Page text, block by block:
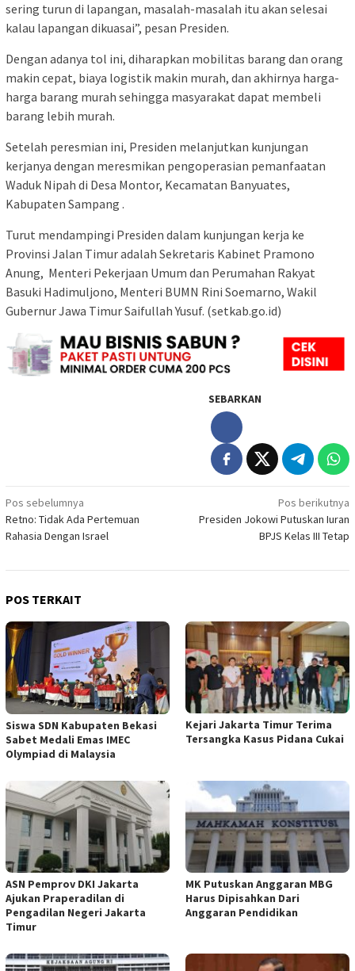
sering turun di lapangan, masalah-masalah itu akan selesai
kalau lapangan dikuasai”, pesan Presiden.
Dengan adanya tol ini, diharapkan mobilitas barang dan orang
makin cepat, biaya logistik makin murah, dan akhirnya harga-
harga barang murah sehingga masyarakat dapat membeli
barang lebih murah.
Setelah peresmian ini, Presiden melanjutkan kunjungan
kerjanya dengan meresmikan pengoperasian pemanfaatan
Waduk Nipah di Desa Montor, Kecamatan Banyuates,
Kabupaten Sampang .
Turut mendampingi Presiden dalam kunjungan kerja ke
Provinsi Jalan Timur adalah Sekretaris Kabinet Pramono
Anung, Menteri Pekerjaan Umum dan Perumahan Rakyat
Basuki Hadimuljono, Menteri BUMN Rini Soemarno, Wakil
Gubernur Jawa Timur Saifullah Yusuf. (setkab.go.id)
SEBARKAN
Navigasi
pos
Pos sebelumnya
Retno: Tidak Ada Pertemuan
Rahasia Dengan Israel
Pos berikutnya
Presiden Jokowi Putuskan Iuran
BPJS Kelas III Tetap
POS TERKAIT
Siswa SDN Kabupaten Bekasi
Sabet Medali Emas IMEC
Olympiad di Malaysia
Kejari Jakarta Timur Terima
Tersangka Kasus Pidana Cukai
ASN Pemprov DKI Jakarta
Ajukan Praperadilan di
Pengadilan Negeri Jakarta
Timur
MK Putuskan Anggaran MBG
Harus Dipisahkan Dari
Anggaran Pendidikan